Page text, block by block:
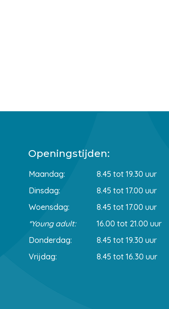
Openingstijden:
Maandag:
8.45 tot 19.30 uur
Dinsdag:
8.45 tot 17.00 uur
Woensdag:
8.45 tot 17.00 uur
*Young adult:
16.00 tot 21.00 uur
Donderdag:
8.45 tot 19.30 uur
Vrijdag:
8.45 tot 16.30 uur